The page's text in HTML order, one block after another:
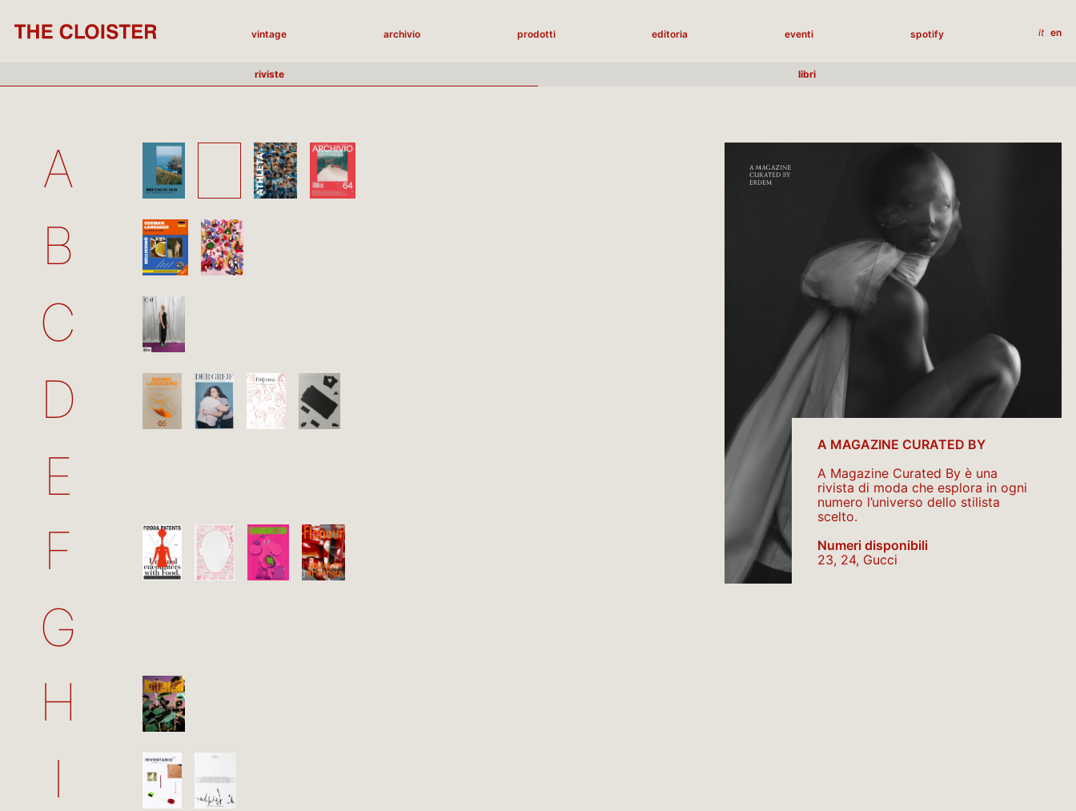
vintage archivio prodotti editoria eventi spotify it en
riviste libri
A
B
C
D
E
F
G
H
I
A MAGAZINE CURATED BY
A Magazine Curated By è una
rivista di moda che esplora in ogni
numero l’universo dello stilista
scelto.
Numeri disponibili
23, 24, Gucci